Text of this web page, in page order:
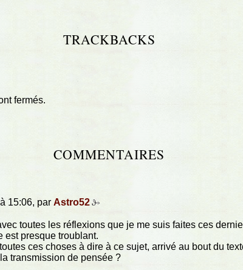
TRACKBACKS
fermés.
COMMENTAIRES
15:06, par Astro52
toutes les réflexions que je me suis faites ces
est presque troublant.
ces choses à dire à ce sujet, arrivé au bout du
transmission de pensée ?